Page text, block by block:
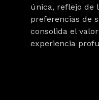
única, reflejo de
preferencias de
consolida el
experiencia